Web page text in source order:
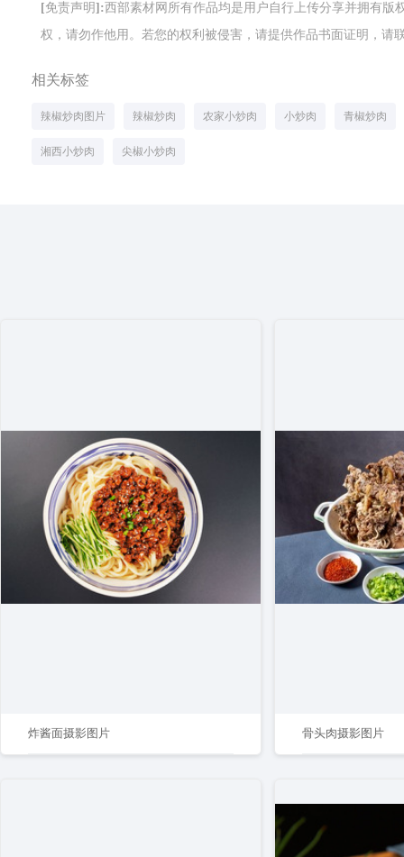
[免责声明]:西部素材网所有作品均是用户自行上传分享并拥有
权，请勿作他用。若您的权利被侵害，请提供作品书面证明，请
相关标签
辣椒炒肉图片 辣椒炒肉 农家小炒肉 小炒肉 青椒炒肉
湘西小炒肉 尖椒小炒肉
炸酱面摄影图片 骨头肉摄影图片